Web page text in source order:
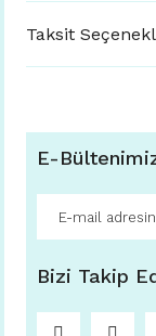
Taksit
E-
Bizi Takip